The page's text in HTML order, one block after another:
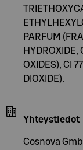
PARFUM
HYDROXIDE,
OXIDES), CI
DIOXIDE).
Yhteystiedot
Cosnova